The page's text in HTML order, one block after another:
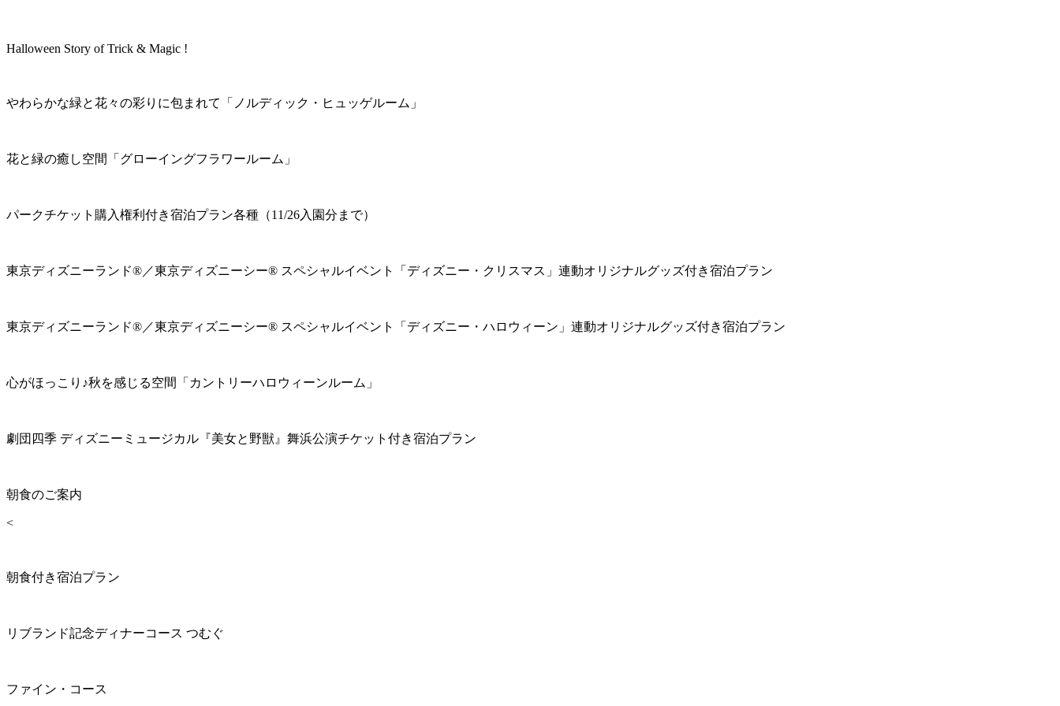
Halloween Story of Trick & Magic !
やわらかな緑と花々の彩りに包まれて「ノルディック・ヒュッゲルーム」
花と緑の癒し空間「グローイングフラワールーム」
パークチケット購入権利付き宿泊プラン各種（11/26入園分まで）
東京ディズニーランド®／東京ディズニーシー® スペシャルイベント「ディズニー・クリスマス」連動オリジナルグッズ付き宿泊プラン
東京ディズニーランド®／東京ディズニーシー® スペシャルイベント「ディズニー・ハロウィーン」連動オリジナルグッズ付き宿泊プラン
心がほっこり♪秋を感じる空間「カントリーハロウィーンルーム」
劇団四季 ディズニーミュージカル『美女と野獣』舞浜公演チケット付き宿泊プラン
朝食のご案内
<
朝食付き宿泊プラン
リブランド記念ディナーコース つむぐ
ファイン・コース